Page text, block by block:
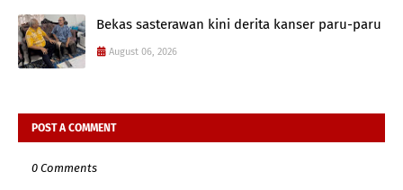
Bekas sasterawan kini derita kanser paru-paru
August 06, 2026
POST A COMMENT
0 Comments